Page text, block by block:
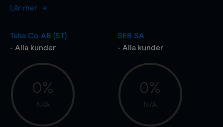
Lär mer
Telia Co AB (ST)
- Alla kunder
0%
N/A
SEB SA
- Alla kunder
0%
N/A